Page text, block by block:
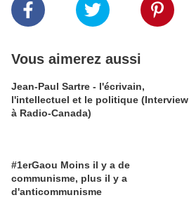
Vous aimerez aussi
Jean-Paul Sartre - l'écrivain,
l'intellectuel et le politique (Interview
à Radio-Canada)
#1erGaou Moins il y a de
communisme, plus il y a
d'anticommunisme